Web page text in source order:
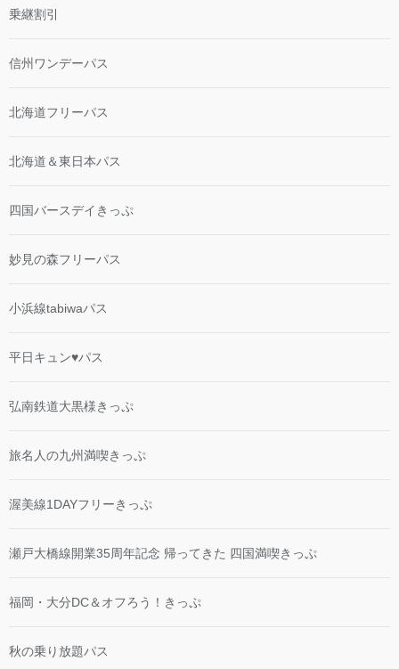
乗継割引
信州ワンデーパス
北海道フリーパス
北海道＆東日本パス
四国バースデイきっぷ
妙見の森フリーパス
小浜線tabiwaパス
平日キュン♥パス
弘南鉄道大黒様きっぷ
旅名人の九州満喫きっぷ
渥美線1DAYフリーきっぷ
瀬戸大橋線開業35周年記念 帰ってきた 四国満喫きっぷ
福岡・大分DC＆オフろう！きっぷ
秋の乗り放題パス